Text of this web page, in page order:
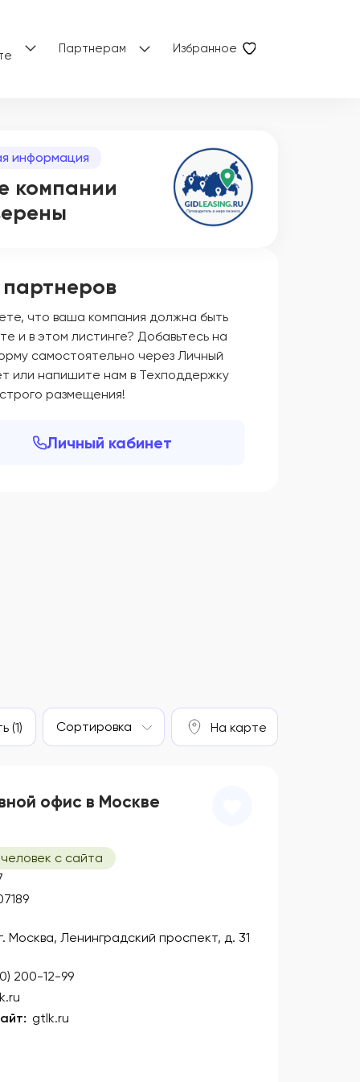
Партнерам Избранное
информация
компании
что ваша компания должна быть
и в этом листинге? Добавьтесь на
самостоятельно через Личный
или напишите нам в Техподдержку
размещения!
Личный кабинет
(1) Сортировка На карте
офис в Москве
с сайта
Москва, Ленинградский проспект, д. 31
200-12-99
gtlk.ru